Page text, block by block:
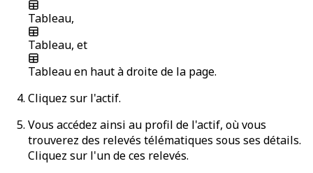
Tableau,
Tableau, et
Tableauen haut à droite de la page.
Cliquez sur l'actif.
Vous accédez ainsi au profil de l'actif, où vous
trouverez des relevés télématiques sous ses détails.
Cliquez sur l'un de ces relevés.